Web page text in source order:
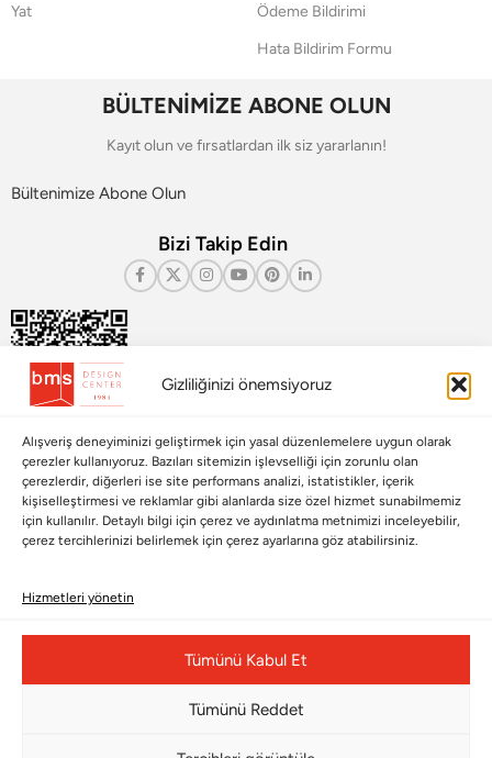
Gizliliğinizi önemsiyoruz
Alışveriş deneyiminizi geliştirmek için yasal düzenlemelere uygun olarak
çerezler kullanıyoruz. Bazıları sitemizin işlevselliği için zorunlu olan
çerezlerdir, diğerleri ise site performans analizi, istatistikler, içerik
kişiselleştirmesi ve reklamlar gibi alanlarda size özel hizmet sunabilmemiz
için kullanılır. Detaylı bilgi için çerez ve aydınlatma metnimizi inceleyebilir,
çerez tercihlerinizi belirlemek için çerez ayarlarına göz atabilirsiniz.
Hizmetleri yönetin
Tümünü Kabul Et
Tümünü Reddet
Yat
Ödeme Bildirimi
Hata Bildirim Formu
BÜLTENİMİZE ABONE OLUN
Kayıt olun ve fırsatlardan ilk siz yararlanın!
Bültenimize Abone Olun
Bizi Takip Edin
Çerez Yönetim Paneli
THE BLOOM COLLECTION Kristal Gold Bloom